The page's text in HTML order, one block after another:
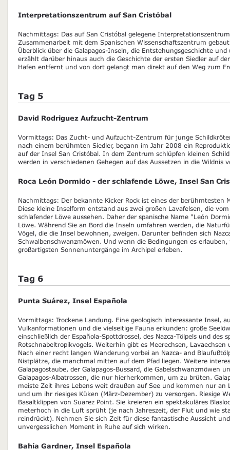
Interpretationszentrum auf San Cristóbal
Nachmittags: Das auf San Cristóbal gelegene
Zusammenarbeit mit dem Spanischen Wissenschaftszentrum
Überblick über die Galapagos-Inseln, die Entstehungsgeschichte und
erzählt darüber hinaus auch die Geschichte der ersten Siedler auf
Hafen entfernt und von dort gelangt man direkt auf den Weg zum
Tag 5
David Rodriguez Aufzucht-Zentrum
Vormittags: Das Zucht- und Aufzucht-Zentrum für junge
nach einem berühmten Siedler, begann im Jahr 2008 ein
auf der Insel San Cristóbal. In dem Zentrum schlüpfen kleinen
werden in verschiedenen Gehegen auf das Aussetzen in die Wildnis
Roca León Dormido - der schlafende Löwe, Insel San
Nachmittags: Der bekannte Kicker Rock ist eines der berühmtesten
Diese kleine Inselform entstand aus zwei großen Lavafelsen, die
schlafender Löwe aussehen. Daher der spanische Name "León
Löwe. Während Sie an Bord die Inseln umfahren werden, die
Vögel, die die Insel bewohnen, zweigen. Darunter befinden sich
Schwalbenschwanzmöwen. Und wenn die Bedingungen es
großartigsten Sonnenuntergänge im Archipel erleben.
Tag 6
Punta Suárez, Insel Española
Vormittags: Trockene Landung. Eine geologisch interessante Insel,
Vulkanformationen und die vielseitige Fauna erkunden: große
einschließlich der Española-Spottdrossel, des Nazca-Tölpels und des
Rotschnabeltropikvogels. Weiterhin gibt es Meerechsen,
Nach einer recht langen Wanderung vorbei an Nazca- and
Nistplätze, die manchmal mitten auf dem Pfad liegen. Weitere
Galapagostaube, der Galapagos-Bussard, die Gabelschwanzmöwen
Galapagos-Albatrossen, die nur hierherkommen, um zu brüten.
meiste Zeit ihres Lebens weit draußen auf See und kommen nur an
und um ihr riesiges Küken (März-Dezember) zu versorgen. Riesige
Basaltklippen von Suarez Point. Sie kreieren ein spektakuläres
meterhoch in die Luft sprüht (je nach Jahreszeit, der Flut und wie
reindrückt). Nehmen Sie sich Zeit für diese fantastische Aussicht
unvergesslichen Moment in Ruhe auf sich wirken.
Bahía Gardner, Insel Española